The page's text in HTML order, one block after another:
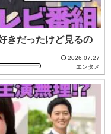
きだったけど見るの
2026.07.27
エンタメ